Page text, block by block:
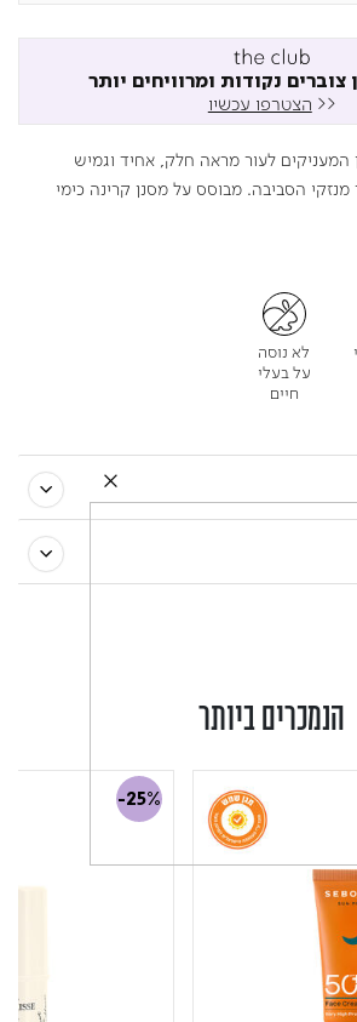
צוברים נקודות ומרוויחים יותר
<< הצטרפו עכשיו
המעניקים לעור מראה חלק, אחיד וגמיש
מנזקי הסביבה. מבוסס על מסנן קרינה כימי
לא נוסה
על בעלי
חיים
הנמכרים ביותר
-25%